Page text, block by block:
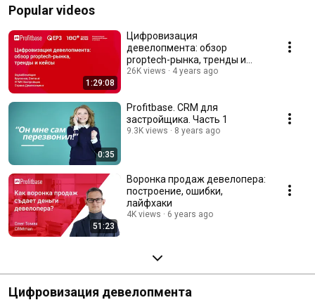
Popular videos
1:29:08
Цифровизация
девелопмента: обзор
proptech-рынка, тренды и
кейсы
26K views 4 years ago
0:35
Profitbase. CRM для
застройщика. Часть 1
9.3K views 8 years ago
51:23
Воронка продаж девелопера:
построение, ошибки,
лайфхаки
4K views 6 years ago
Цифровизация девелопмента